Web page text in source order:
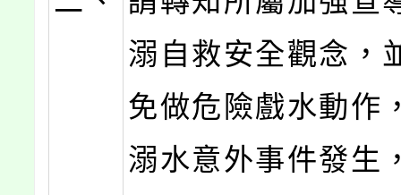
溺自救安全觀念，
免做危險戲水動作
溺水意外事件發生